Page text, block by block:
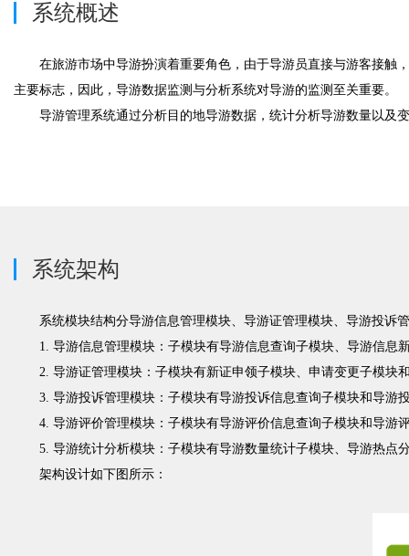
系统概述
在旅游市场中导游扮演着重要角色，由于导游员直接与游客接触
主要标志，因此，导游数据监测与分析系统对导游的监测至关重要。
导游管理系统通过分析目的地导游数据，统计分析导游数量以及
系统架构
系统模块结构分导游信息管理模块、导游证管理模块、导游投诉
1. 导游信息管理模块：子模块有导游信息查询子模块、导游信
2. 导游证管理模块：子模块有新证申领子模块、申请变更子模块
3. 导游投诉管理模块：子模块有导游投诉信息查询子模块和导游
4. 导游评价管理模块：子模块有导游评价信息查询子模块和导游
5. 导游统计分析模块：子模块有导游数量统计子模块、导游热
架构设计如下图所示：